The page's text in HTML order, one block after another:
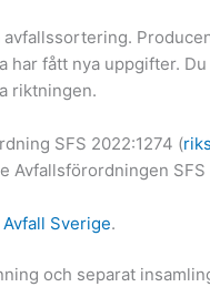
har fått nya uppgifter.
riktningen.
SFS 2022:1274 (
Avfallsförordningen SFS
Avfall Sverige.
och separat